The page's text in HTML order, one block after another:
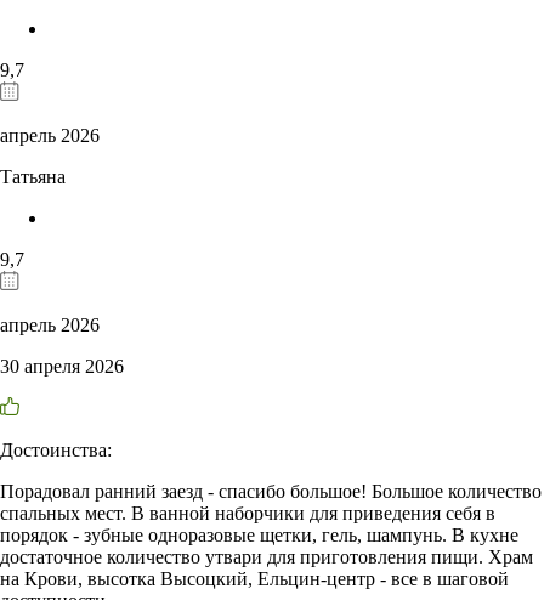
9,7
апрель 2026
Татьяна
9,7
апрель 2026
30 апреля 2026
Достоинства:
Порадовал ранний заезд - спасибо большое! Большое количество
спальных мест. В ванной наборчики для приведения себя в
порядок - зубные одноразовые щетки, гель, шампунь. В кухне
достаточное количество утвари для приготовления пищи. Храм
на Крови, высотка Высоцкий, Ельцин-центр - все в шаговой